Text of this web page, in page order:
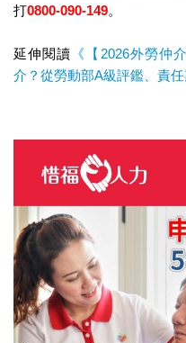
打0800-090-149。
延伸閱讀 《【2026外勞仲
介？從勞動部A級評鑑、責